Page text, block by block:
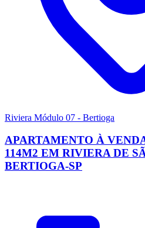
Riviera Módulo 07 - Bertioga
APARTAMENTO À
114M2 EM RIVIERA DE
BERTIOGA-SP